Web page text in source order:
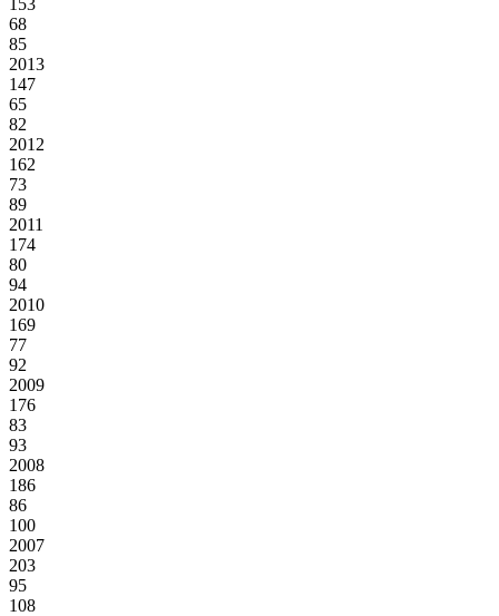
68
85
2013
147
65
82
2012
162
73
89
2011
174
80
94
2010
169
77
92
2009
176
83
93
2008
186
86
100
2007
203
95
108